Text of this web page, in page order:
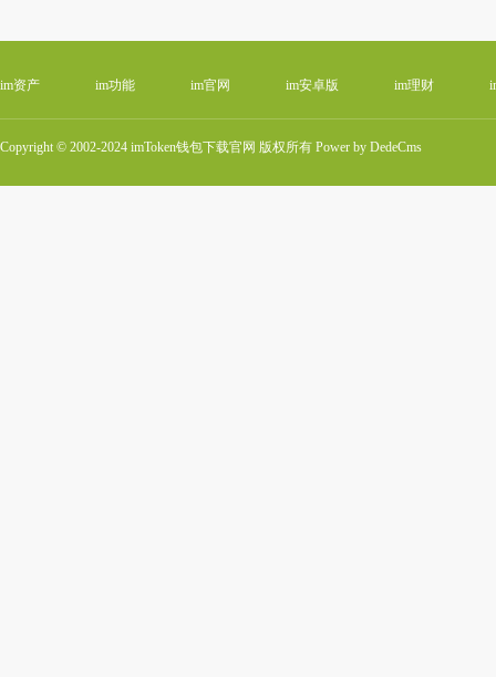
im资产 im功能 im官网 im安卓版 im理财
Copyright © 2002-2024 imToken钱包下载官网 版权所有 Power by DedeCms